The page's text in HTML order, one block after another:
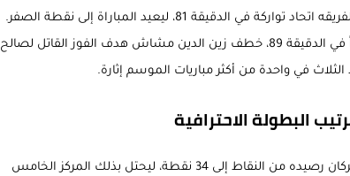
تسجيل هدفه الشخصي الثاني والثالث لفريقه اتحاد تواركة في الدقيقة 81، ليعيد المباراة إلى نقطة الصفر.
وفي الأنفاس الأخيرة من اللقاء، وتحديداً في الدقيقة 89، خطف زين الدين مشاش هدف الفوز القاتل لصالح
في واحدة من أكثر مباريات الموسم إثارة.
البطولة الاحترافية
بهذا الانتصار الثمين، رفع فريق نهضة بركان رصيده من النقاط إلى 34 نقطة، ليحتل بذلك المركز الخامس